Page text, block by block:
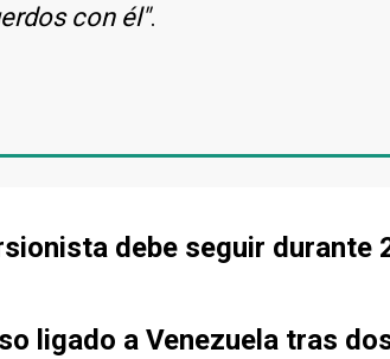
con él".
debe seguir durante
ligado a Venezuela tras